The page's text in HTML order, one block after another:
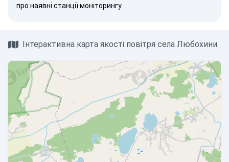
про наявні станції моніторингу.
Інтерактивна карта якості повітря села Любохини